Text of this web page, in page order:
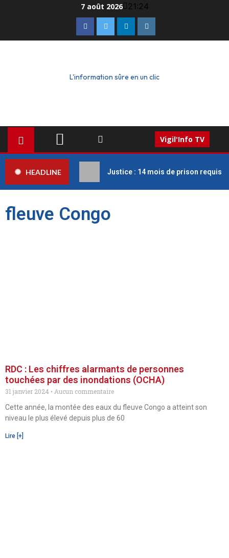
7 août 2026 21:24
L'information sûre en un clic
Vigil'Info TV
HEADLINE Justice : 14 mois de prison requis
fleuve Congo
RDC : Les chiffres alarmants de personnes
touchées par des inondations (OCHA)
31 janvier 2024
Aucun commentaire
Cette année, la montée des eaux du fleuve Congo a atteint son
niveau le plus élevé depuis plus de 60
Lire [+]